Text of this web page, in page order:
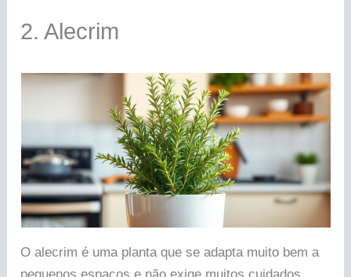
2. Alecrim
O alecrim é uma planta que se adapta muito bem a